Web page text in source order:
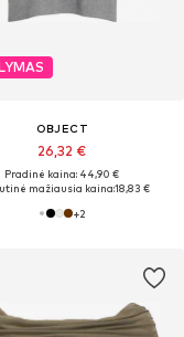
OBJECT
26,32 €
Pradinė kaina: 44,90 €
mažiausia kaina:18,83 €
+2